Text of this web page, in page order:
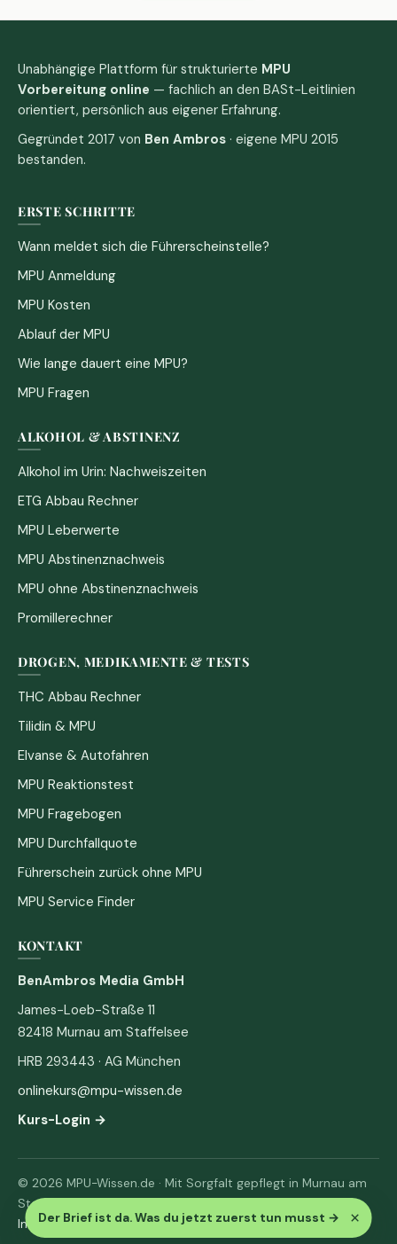
Der Brief ist da. Was du jetzt zuerst tun musst → ×
Unabhängige Plattform für strukturierte MPU
Vorbereitung online — fachlich an den BASt-Leitlinien
orientiert, persönlich aus eigener Erfahrung.
Gegründet 2017 von Ben Ambros · eigene MPU 2015
bestanden.
ERSTE SCHRITTE
Wann meldet sich die Führerscheinstelle?
MPU Anmeldung
MPU Kosten
Ablauf der MPU
Wie lange dauert eine MPU?
MPU Fragen
ALKOHOL & ABSTINENZ
Alkohol im Urin: Nachweiszeiten
ETG Abbau Rechner
MPU Leberwerte
MPU Abstinenznachweis
MPU ohne Abstinenznachweis
Promillerechner
DROGEN, MEDIKAMENTE & TESTS
THC Abbau Rechner
Tilidin & MPU
Elvanse & Autofahren
MPU Reaktionstest
MPU Fragebogen
MPU Durchfallquote
Führerschein zurück ohne MPU
MPU Service Finder
KONTAKT
BenAmbros Media GmbH
James-Loeb-Straße 11
82418 Murnau am Staffelsee
HRB 293443 · AG München
onlinekurs@mpu-wissen.de
Kurs-Login →
© 2026 MPU-Wissen.de · Mit Sorgfalt gepflegt in Murnau am
Staffelsee
Impressum· Datenschutz & AGB